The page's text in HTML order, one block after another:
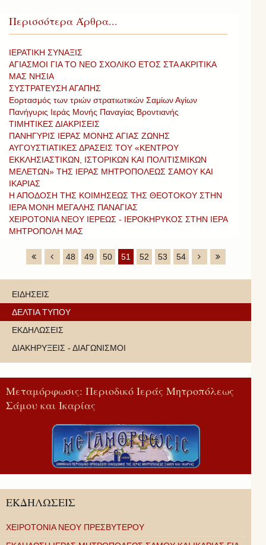
Περισσότερα Άρθρα...
ΙΕΡΑΤΙΚΗ ΣΥΝΑΞΙΣ
ΑΓΙΑΣΜΟΙ ΓΙΑ ΤΟ ΝΕΟ ΣΧΟΛΙΚΟ ΕΤΟΣ ΣΤΑ ΑΚΡΙΤΙΚΑ
ΜΑΣ ΝΗΣΙΑ
ΣΥΣΤΡΑΤΕΥΣΗ ΑΓΑΠΗΣ
Εορτασμός των τριών στρατιωτικών Σαμίων Αγίων
Πανήγυρις Ιεράς Μονής Παναγίας Βροντιανής
ΤΙΜΗΤΙΚΕΣ ΔΙΑΚΡΙΣΕΙΣ
ΠΑΝΗΓΥΡΙΣ ΙΕΡΑΣ ΜΟΝΗΣ ΑΓΙΑΣ ΖΩΝΗΣ
ΑΥΓΟΥΣΤΙΑΤΙΚΕΣ ΔΡΑΣΕΙΣ ΤΟΥ «ΚΕΝΤΡΟΥ
ΕΚΚΛΗΣΙΑΣΤΙΚΩΝ, ΙΣΤΟΡΙΚΩΝ ΚΑΙ ΠΟΛΙΤΙΣΜΙΚΩΝ
ΜΕΛΕΤΩΝ» ΤΗΣ ΙΕΡΑΣ ΜΗΤΡΟΠΟΛΕΩΣ ΣΑΜΟΥ ΚΑΙ
ΙΚΑΡΙΑΣ
Η ΑΠΟΔΟΣΗ ΤΗΣ ΚΟΙΜΗΣΕΩΣ ΤΗΣ ΘΕΟΤΟΚΟΥ ΣΤΗΝ
ΙΕΡΑ ΜΟΝΗ ΜΕΓΑΛΗΣ ΠΑΝΑΓΙΑΣ
ΧΕΙΡΟΤΟΝΙΑ ΝΕΟΥ ΙΕΡΕΩΣ - ΙΕΡΟΚΗΡΥΚΟΣ ΣΤΗΝ ΙΕΡΑ
ΜΗΤΡΟΠΟΛΗ ΜΑΣ
48 49 50 51 52 53 54
ΕΙΔΗΣΕΙΣ
ΔΕΛΤΙΑ ΤΥΠΟΥ
ΕΚΔΗΛΩΣΕΙΣ
ΔΙΑΚΗΡΥΞΕΙΣ - ΔΙΑΓΩΝΙΣΜΟΙ
Μεταμόρφωσις: Περιοδικό Ιεράς Μητροπόλεως
Σάμου και Ικαρίας
ΕΚΔΗΛΩΣΕΙΣ
ΧΕΙΡΟΤΟΝΙΑ ΝΕΟΥ ΠΡΕΣΒΥΤΕΡΟΥ